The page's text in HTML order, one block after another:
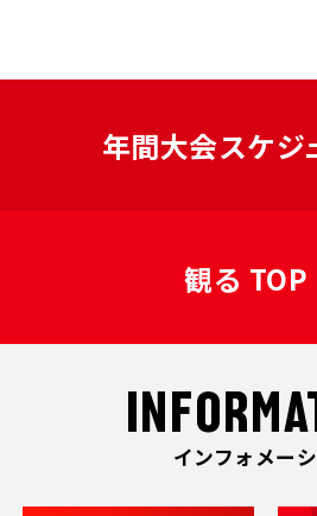
年間大会スケジ
観る TOP
インフォメー